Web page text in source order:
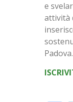
e
attività
Padova.